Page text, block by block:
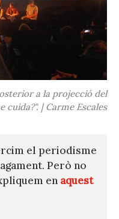
a la projecció del
cuida?". | Carme Escales
el periodisme
Però no
en aquest